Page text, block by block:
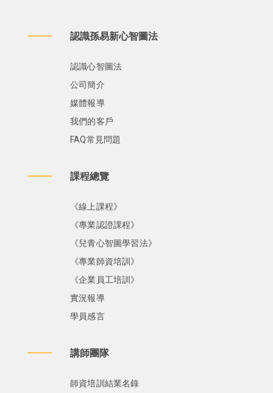
認識孫易新心智圖法
認識心智圖法
公司簡介
媒體報導
我們的客戶
FAQ常見問題
課程總覽
《線上課程》
《專業認證課程》
《兒青心智圖學習法》
《專業師資培訓》
《企業員工培訓》
實況報導
學員感言
講師團隊
師資培訓結業名錄